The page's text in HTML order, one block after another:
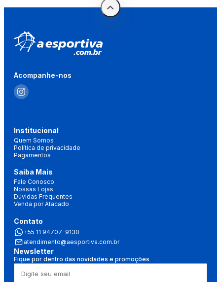
Acompanhe-nos
Institucional
Quem Somos
Política de privacidade
Pagamentos
Saiba Mais
Fale Conosco
Nossas Lojas
Dúvidas Frequentes
Venda por Atacado
Contato
+55 11 94707-9130
atendimento@aesportiva.com.br
Newsletter
Fique por dentro das novidades e promoções